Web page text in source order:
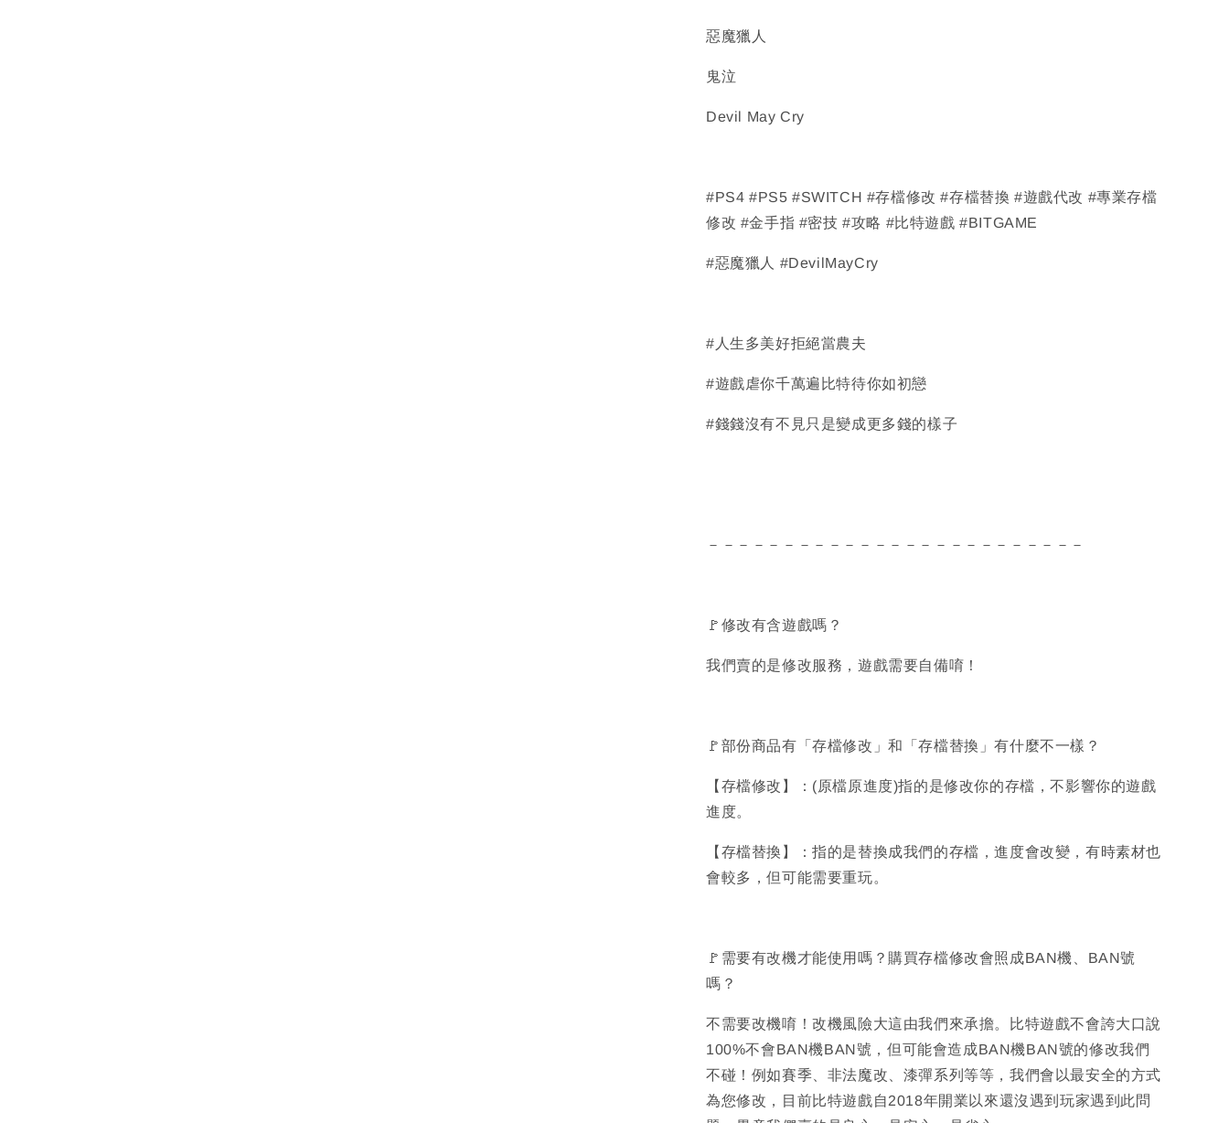
惡魔獵人
鬼泣
Devil May Cry
#PS4 #PS5 #SWITCH #存檔修改 #存檔替換 #遊戲代改 #專業存檔
修改 #金手指 #密技 #攻略 #比特遊戲 #BITGAME
#惡魔獵人 #DevilMayCry
#人生多美好拒絕當農夫
#遊戲虐你千萬遍比特待你如初戀
#錢錢沒有不見只是變成更多錢的樣子
－－－－－－－－－－－－－－－－－－－－－－－－－
🚩修改有含遊戲嗎？
我們賣的是修改服務，遊戲需要自備唷！
🚩部份商品有「存檔修改」和「存檔替換」有什麼不一樣？
【存檔修改】：(原檔原進度)指的是修改你的存檔，不影響你的遊戲
進度。
【存檔替換】：指的是替換成我們的存檔，進度會改變，有時素材也
會較多，但可能需要重玩。
🚩需要有改機才能使用嗎？購買存檔修改會照成BAN機、BAN號
嗎？
不需要改機唷！改機風險大這由我們來承擔。比特遊戲不會誇大口說
100%不會BAN機BAN號，但可能會造成BAN機BAN號的修改我們
不碰！例如賽季、非法魔改、漆彈系列等等，我們會以最安全的方式
為您修改，目前比特遊戲自2018年開業以來還沒遇到玩家遇到此問